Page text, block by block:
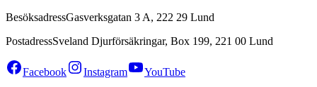
BesöksadressGasverksgatan 3 A, 222 29 Lund
PostadressSveland Djurförsäkringar, Box 199, 221 00 Lund
Facebook Instagram YouTube